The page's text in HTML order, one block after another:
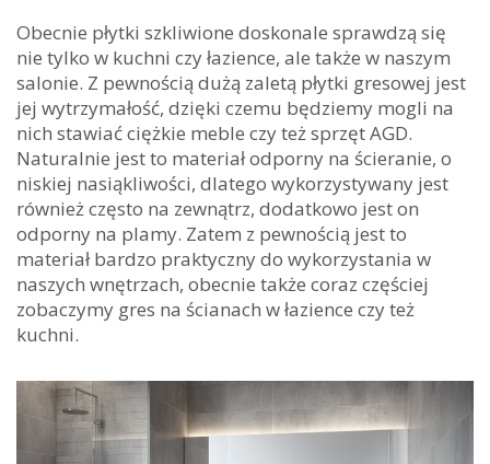
Obecnie płytki szkliwione doskonale sprawdzą się
nie tylko w kuchni czy łazience, ale także w naszym
salonie. Z pewnością dużą zaletą płytki gresowej jest
jej wytrzymałość, dzięki czemu będziemy mogli na
nich stawiać ciężkie meble czy też sprzęt AGD.
Naturalnie jest to materiał odporny na ścieranie, o
niskiej nasiąkliwości, dlatego wykorzystywany jest
również często na zewnątrz, dodatkowo jest on
odporny na plamy. Zatem z pewnością jest to
materiał bardzo praktyczny do wykorzystania w
naszych wnętrzach, obecnie także coraz częściej
zobaczymy gres na ścianach w łazience czy też
kuchni.